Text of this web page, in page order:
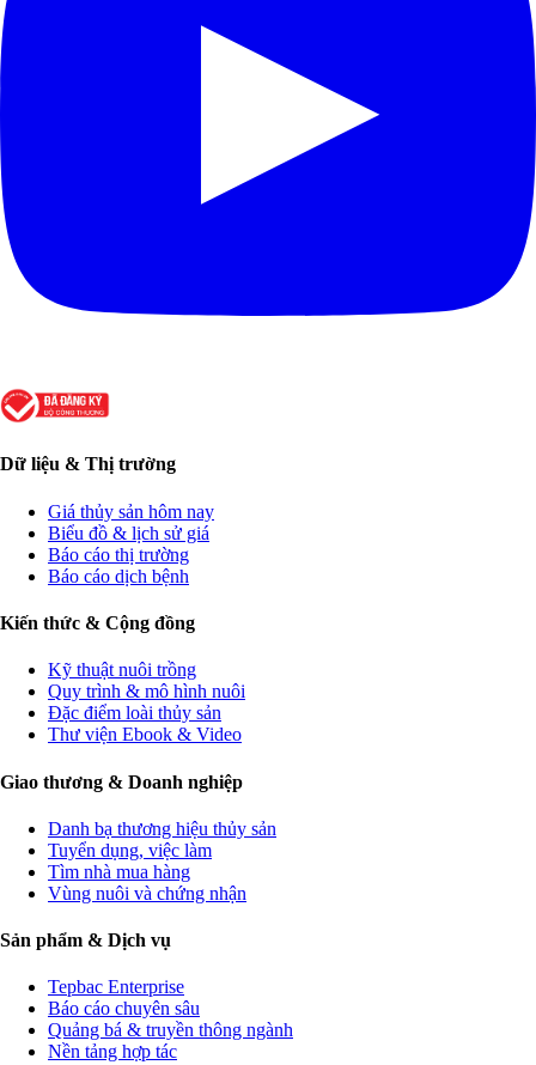
Dữ liệu & Thị trường
Giá thủy sản hôm nay
Biểu đồ & lịch sử giá
Báo cáo thị trường
Báo cáo dịch bệnh
Kiến thức & Cộng đồng
Kỹ thuật nuôi trồng
Quy trình & mô hình nuôi
Đặc điểm loài thủy sản
Thư viện Ebook & Video
Giao thương & Doanh nghiệp
Danh bạ thương hiệu thủy sản
Tuyển dụng, việc làm
Tìm nhà mua hàng
Vùng nuôi và chứng nhận
Sản phẩm & Dịch vụ
Tepbac Enterprise
Báo cáo chuyên sâu
Quảng bá & truyền thông ngành
Nền tảng hợp tác